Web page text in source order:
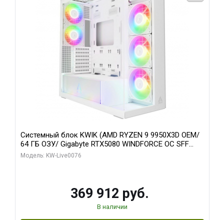
Системный блок KWIK (AMD RYZEN 9 9950X3D OEM/
64 ГБ ОЗУ/ Gigabyte RTX5080 WINDFORCE OC SFF
16GB GDDR7 256bit / 960 ГБ SSD)
Модель: KW-Live0076
369 912 руб.
В наличии